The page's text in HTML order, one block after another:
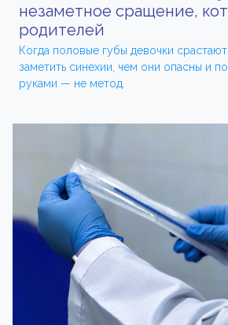
незаметное сращение,
родителей
Когда половые губы девочки
заметить синехии, чем они опасны и
руками — не метод.